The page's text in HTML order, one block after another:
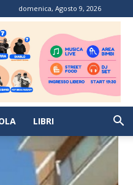
domenica, Agosto 9, 2026
LIBRI